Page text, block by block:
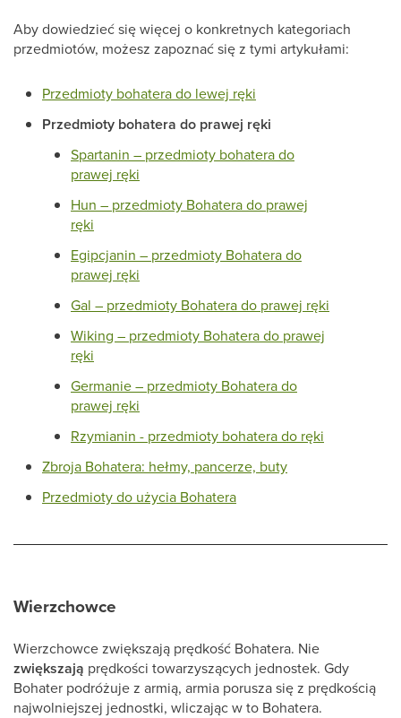
Aby dowiedzieć się więcej o konkretnych kategoriach
przedmiotów, możesz zapoznać się z tymi artykułami:
Przedmioty bohatera do lewej ręki
Przedmioty bohatera do prawej ręki
Spartanin – przedmioty bohatera do
prawej ręki
Hun – przedmioty Bohatera do prawej
ręki
Egipcjanin – przedmioty Bohatera do
prawej ręki
Gal – przedmioty Bohatera do prawej ręki
Wiking – przedmioty Bohatera do prawej
ręki
Germanie – przedmioty Bohatera do
prawej ręki
Rzymianin - przedmioty bohatera do ręki
Zbroja Bohatera: hełmy, pancerze, buty
Przedmioty do użycia Bohatera
Wierzchowce
Wierzchowce zwiększają prędkość Bohatera. Nie
zwiększają prędkości towarzyszących jednostek. Gdy
Bohater podróżuje z armią, armia porusza się z prędkością
najwolniejszej jednostki, wliczając w to Bohatera.